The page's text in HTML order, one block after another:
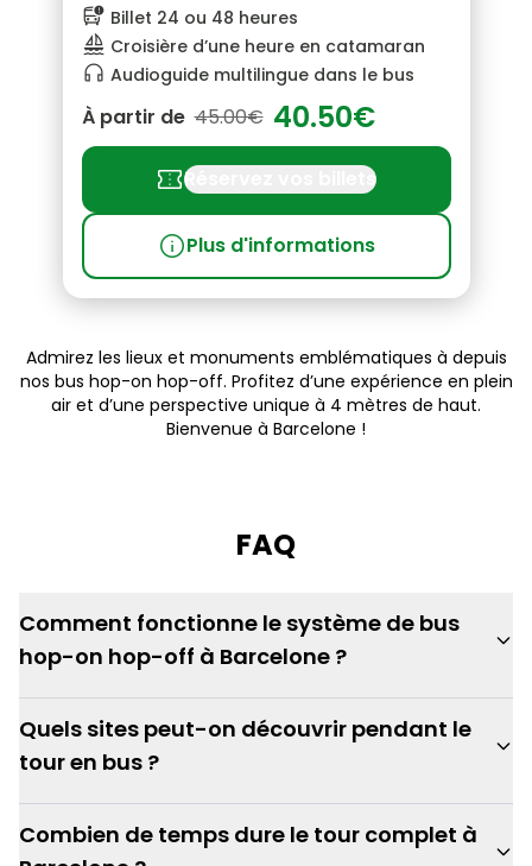
bus_alert Billet 24 ou 48 heures
sailing Croisière d’une heure en catamaran
headphones Audioguide multilingue dans le bus
À partir de 45.00€ 40.50€
confirmation_numberRéservez vos billets
infoPlus d'informations
Admirez les lieux et monuments emblématiques à depuis
nos bus hop-on hop-off. Profitez d’une expérience en plein
air et d’une perspective unique à 4 mètres de haut.
Bienvenue à Barcelone !
FAQ
Comment fonctionne le système de bus
hop-on hop-off à Barcelone ?
Quels sites peut-on découvrir pendant le
tour en bus ?
Combien de temps dure le tour complet à